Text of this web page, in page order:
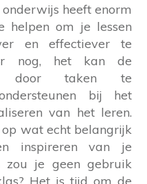
heeft enorm
helpen om je lessen
en effectiever te
nog, het kan de
door taken te
bij het
van het leren.
wat echt belangrijk
inspireren van je
zou je geen gebruik
Het is tijd om de